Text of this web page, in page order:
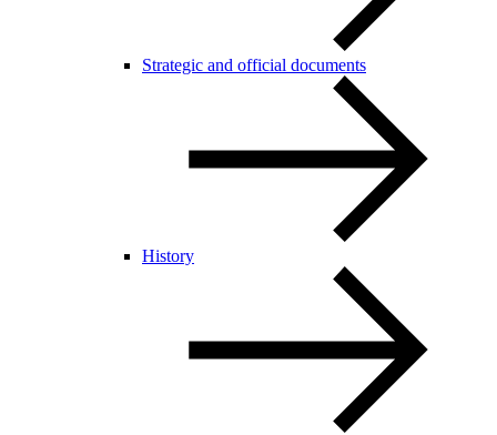
Strategic and official documents
History